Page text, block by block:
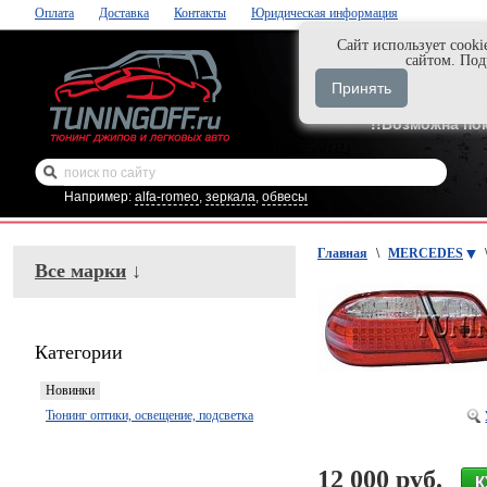
Оплата Доставка Контакты Юридическая информация
Нажми и
+7-929-495-
!!Возможна
Например: alfa-romeo, зеркала, обвесы
Все марки ↓
Категории
Новинки
Тюнинг оптики, освещение, подсветка
Главная \ MERCEDES \
12 000 руб.
Cайт использует
сайтом.
Принять